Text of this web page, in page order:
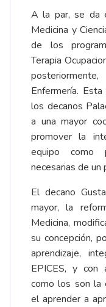
A la par, se da
Medicina y
de los
Terapia
Enfermería.
los decanos
a una mayor
promover la
equipo como
necesarias de un
El decano
mayor, la
Medicina,
su concepción,
aprendizaje,
EPICES, y con
como los son la
el aprender a